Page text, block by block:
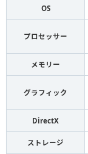
OS
プロセッサー
メモリー
グラフィック
DirectX
ストレージ